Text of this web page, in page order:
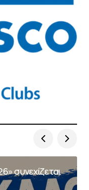
συνεχίζεται